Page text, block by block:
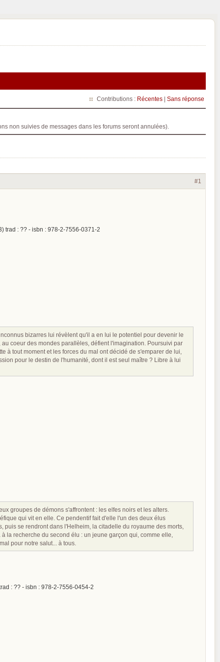
Contributions : Récentes | Sans réponse
non suivies de messages dans les forums seront annulées).
#1
trad : ?? - isbn : 978-2-7556-0371-2
bizarres lui révèlent qu'il a en lui le potentiel pour devenir le
coeur des mondes parallèles, défient l'imagination. Poursuivi par
à tout moment et les forces du mal ont décidé de s'emparer de lui,
pour le destin de l'humanité, dont il est seul maître ? Libre à lui
groupes de démons s'affrontent : les elfes noirs et les alters.
qui vit en elle. Ce pendentif fait d'elle l'un des deux élus
se rendront dans l'Helheim, la citadelle du royaume des morts,
la recherche du second élu : un jeune garçon qui, comme elle,
pour notre salut... à tous.
: ?? - isbn : 978-2-7556-0454-2